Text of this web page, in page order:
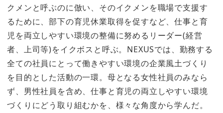
クメンと呼ぶのに倣い、そのイクメンを職場で支援す
るために、部下の育児休業取得を促すなど、仕事と育
児を両立しやすい環境の整備に努めるリーダー(経営
者、上司等)をイクボスと呼ぶ。NEXUSでは、勤務する
全ての社員にとって働きやすい環境の企業風土づくり
を目的とした活動の一環。母となる女性社員のみなら
ず、男性社員を含め、仕事と育児の両立しやすい環境
づくりにどう取り組むかを、様々な角度から学んだ。